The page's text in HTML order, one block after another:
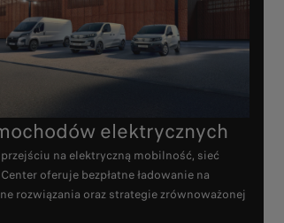
elektrycznych
na elektryczną mobilność, sieć
oferuje bezpłatne ładowanie na
rozwiązania oraz strategie zrównoważonej